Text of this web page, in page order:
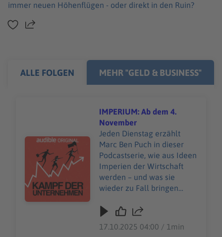
immer neuen Höhenflügen - oder direkt in den Ruin?
Teilen
ALLE FOLGEN MEHR "GELD & BUSINESS"
Audiotitel - IMPERIUM: Ab dem 4. November
IMPERIUM: Ab dem 4.
November
Jeden Dienstag erzählt
Marc Ben Puch in dieser
Podcastserie, wie aus Ideen
Imperien der Wirtschaft
werden – und was sie
wieder zu Fall bringen
die Erfolgsgeschichte einer
Von geheimen
17.10.2025 04:00 / 1min